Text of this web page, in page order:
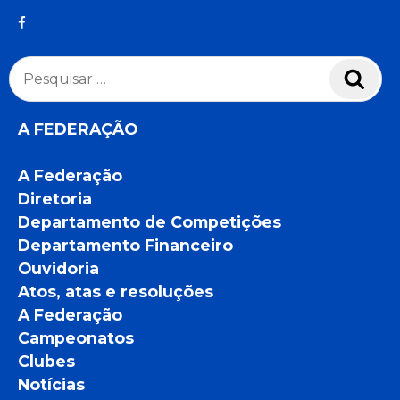
Pesquisar
por:
A FEDERAÇÃO
A Federação
Diretoria
Departamento de Competições
Departamento Financeiro
Ouvidoria
Atos, atas e resoluções
A Federação
Campeonatos
Clubes
Notícias